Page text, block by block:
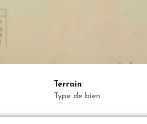
Terrain
Type de bien